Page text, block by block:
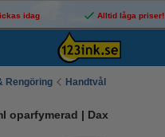
idag Alltid låga priser!
Rengöring Handtvål
oparfymerad | Dax